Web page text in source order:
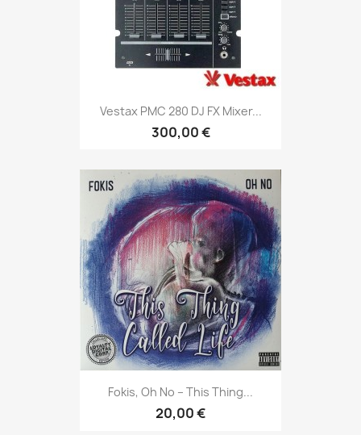
Vestax PMC 280 DJ FX Mixer...
300,00 €
Fokis, Oh No ‎– This Thing...
20,00 €